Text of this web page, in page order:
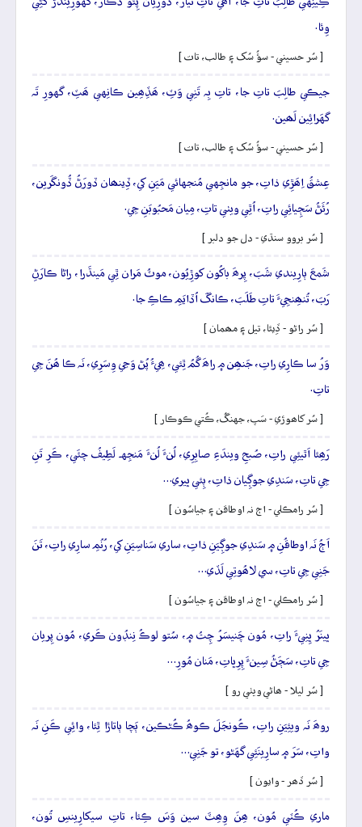
وِئا.
[ سُر حسيني - سؤُ سُک ۽ طالب، تات ]
جيڪي طالِبَ تاتِ جا، تاتِ بِہ تَنِي وَٽِ، ھَڏِھِين ڪانِهي ھَٽِ، گهورِ تَہ
گهَرائِين لَھين.
[ سُر حسيني - سؤُ سُک ۽ طالب، تات ]
عِشقُ اِھَڙِي ذاتِ، جو مانجِهي مُنجهائي مَيَنِ کي، ڏِينھان ڏورَڻُ ڏُونگَرين،
رُئَڻُ سَڄِيائِي راتِ، اُٿِي ويٺي تاتِ، مِيان مَحبُوبَنِ جِي.
[ سُر بروو سنڌي - دل جو دلبر ]
شَمعَ ٻارِيندي شَبَ، پِرھَ باکُون کوڙِيُون، موٽُ مَران ٿِي مَينڌَرا، راڻا ڪارَڻِ
رَبَ، تُنھِنجِيءَ تاتِ طَلَبَ، ڪانگَ اُڏايَمِ ڪاڪِ جا.
[ سُر راڻو - ڏِيئا، تيل ۽ مھمان ]
وَرُ سا ڪارِي راتِ، جَنھِن ۾ راھَ گُمُ ٿِئي، ھِيءُ پُڻ وَڃي وِسَرِي، نَہ ڪا ھُنَ جِي
تاتِ.
[ سُر کاھوڙي - سَپ، جهنگُ، ڪُتي ڪوڪار ]
رَھِئا اَٿيئِي راتِ، صُبحِ ويندَءِ صابِرِي، لُنءَ لُنءَ مَنجِهہ لَطِيفُ چئَي، ڪَرِ تَنِ
جِي تاتِ، سَندِي جوڳِيان ذاتِ، ٻِئي ڀيري…
[ سُر رامڪلي - اڄ نہ اوطاقن ۽ جياسُون ]
اَڄُ نَہ اوطاقُنِ ۾ سَندِي جوڳِيَنِ ذاتِ، ساري سَناسِيَنِ کي، رُنُمِ سارِي راتِ، تَنَ
جَنِي جِي تاتِ، سي لاھُوتِي لَڏي…
[ سُر رامڪلي - اڄ نہ اوطاقن ۽ جياسُون ]
ڀينَرُ ڀِنِيءَ راتِ، مُون چَنيسَرُ چِتُ ۾، سُتو لوڪُ نِنڊُون ڪَري، مُون پِريان
جِي تاتِ، سَڄَڻُ سِينءَ پِرِڀاتِ، مَنان مُورِ…
[ سُر ليلا - ھاڻي ويٺي رو ]
روھَ نَہ ويئِيَنِ راتِ، ڪُونجَلَ ڪوھُ ڪُڻڪين، ٻَچا ٻاتاڙا ٿِئا، وائِي ڪَنِ نَہ
واتِ، سَرَ ۾ سارِينَئِي گهَڻو، تو جَنِي…
[ سُر ڏھر - وايون ]
ماري ڪُٽي مُون، ھِنَ وِھِٽَ سين وَسَ ڪِئا، تاتِ سيکارِينسِ تُون،